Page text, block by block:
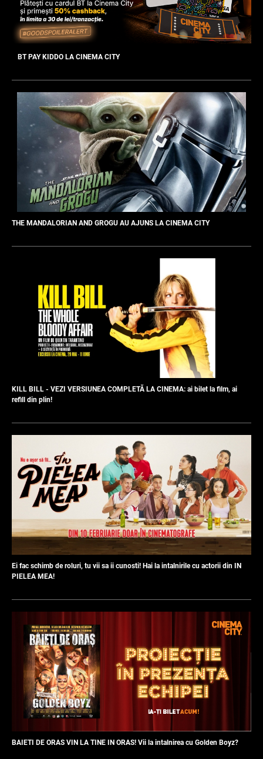
BT PAY KIDDO LA CINEMA CITY
THE MANDALORIAN AND GROGU AU AJUNS LA CINEMA CITY
KILL BILL - VEZI VERSIUNEA COMPLETĂ LA CINEMA: ai bilet la film, ai
refill din plin!
Ei fac schimb de roluri, tu vii sa ii cunosti! Hai la intalnirile cu actorii din IN
PIELEA MEA!
BAIETI DE ORAS VIN LA TINE IN ORAS! Vii la intalnirea cu Golden Boyz?